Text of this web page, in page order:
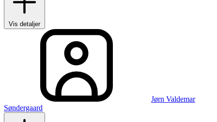
Vis detaljer
Jørn Valdemar
Søndergaard